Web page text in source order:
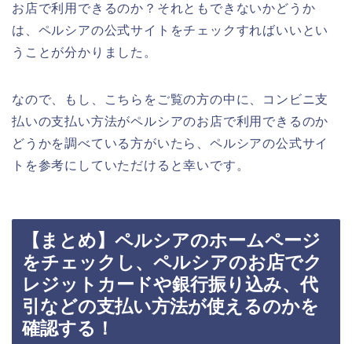
お店で利用できるのか？それともできないかどうか
は、ペルシアの公式サイトをチェックすればいいとい
うことが分かりました。
なので、もし、こちらをご覧の方の中に、コンビニ支
払いの支払い方法がペルシアのお店で利用できるのか
どうかを調べている方がいたら、ペルシアの公式サイ
トを参考にしていただけると幸いです。
【まとめ】ペルシアのホームページ
をチェックし、ペルシアのお店でク
レジットカードや銀行振り込み、代
引などの支払い方法が使えるのかを
確認する！